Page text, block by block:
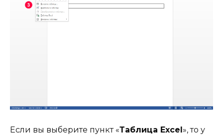
Если вы выберите пункт «Таблица Excel», то у